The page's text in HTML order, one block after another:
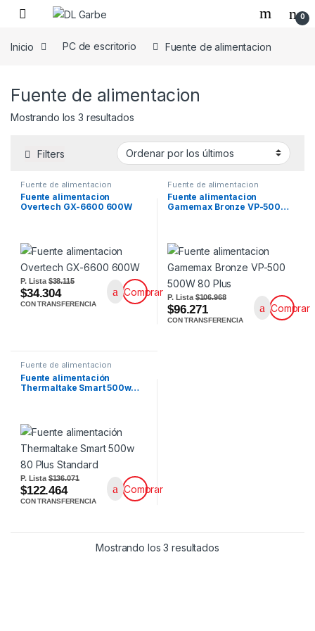
0
Inicio PC de escritorio Fuente de alimentacion
Fuente de alimentacion
Mostrando los 3 resultados
Filters
Fuente de alimentacion
Fuente alimentacion
Overtech GX-6600 600W
P. Lista$38.115
$34.304
CON TRANSFERENCIA
Comprar
Fuente de alimentacion
Fuente alimentacion
Gamemax Bronze VP-500…
P. Lista$106.968
$96.271
CON TRANSFERENCIA
Comprar
Fuente de alimentacion
Fuente alimentación
Thermaltake Smart 500w…
P. Lista$136.071
$122.464
CON TRANSFERENCIA
Comprar
Mostrando los 3 resultados